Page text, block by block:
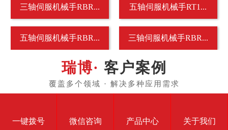
三轴伺服机械手RBR... 五轴伺服机械手RT1...
五轴伺服机械手RBR... 三轴伺服机械手RBR...
客户案例
一键拨号 微信咨询 产品中心 关于我们